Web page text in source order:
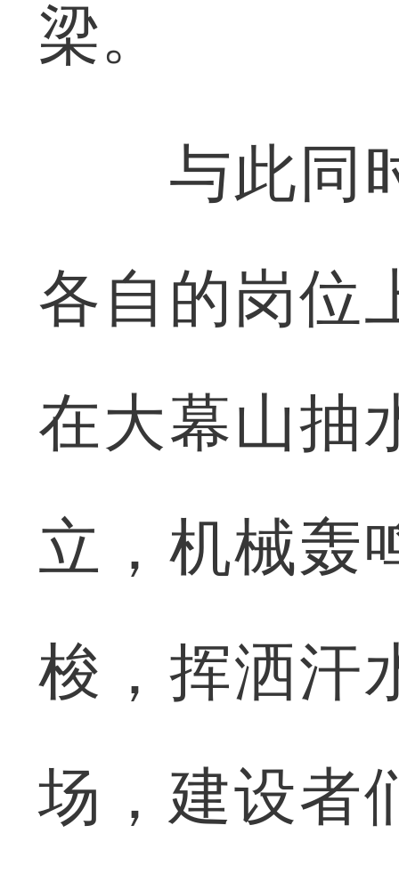
梁。
与此同时
各自的岗位
在大幕山抽
立，机械轰
梭，挥洒汗
场，建设者